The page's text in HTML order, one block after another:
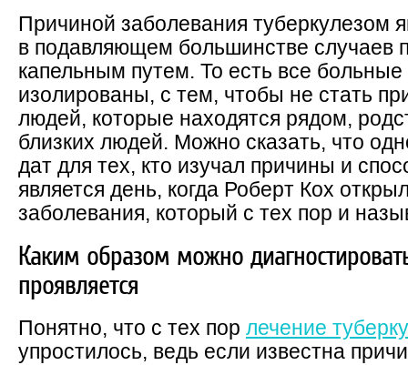
Причиной заболевания туберкулезом
в подавляющем большинстве случаев
капельным путем. То есть все
изолированы, с тем, чтобы не стать
людей, которые находятся рядом,
близких людей. Можно сказать, что
дат для тех, кто изучал причины и
является день, когда Роберт Кох
заболевания, который с тех пор и
Каким образом можно
проявляется
Понятно, что с тех пор лечение
упростилось, ведь если известна